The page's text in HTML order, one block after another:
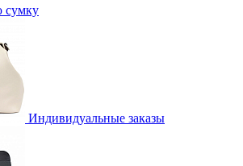
сумку
Индивидуальные заказы